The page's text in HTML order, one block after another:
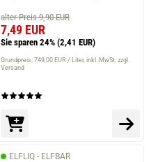
alter Preis 9,90 EUR
7,49 EUR
Sie sparen 24% (2,41 EUR)
Grundpreis: 749,00 EUR / Liter inkl. MwSt. zzgl.
Versand
ELFLIQ - ELFBAR